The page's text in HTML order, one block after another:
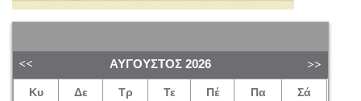
ΑΎΓΟΥΣΤΟΣ 2026
Κυ Δε Τρ Τε Πέ Πα Σά